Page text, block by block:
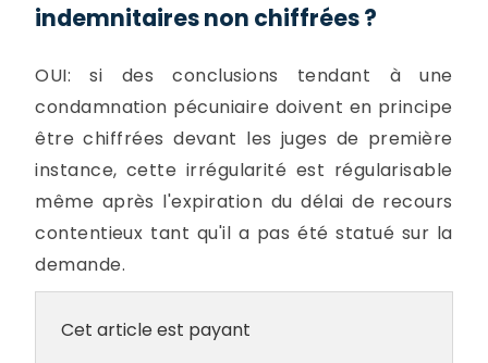
indemnitaires non chiffrées ?
OUI: si des conclusions tendant à une
condamnation pécuniaire doivent en principe
être chiffrées devant les juges de première
instance, cette irrégularité est régularisable
même après l'expiration du délai de recours
contentieux tant qu'il a pas été statué sur la
demande.
Cet article est payant